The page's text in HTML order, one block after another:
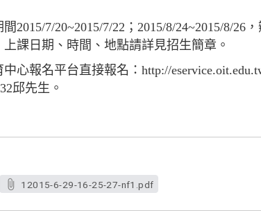
2015/7/20~2015/7/22；2015/8/24~2015/8/26
課日期、時間、地點請詳見招生簡章。
心報名平台直接報名：http://
邱先生。
12015-6-29-16-25-27-nf1.pdf